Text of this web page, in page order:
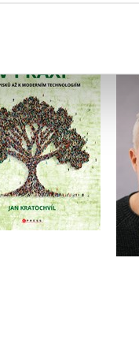
Jan Kratochvíl
Do košíku
399 Kč
319 Kč